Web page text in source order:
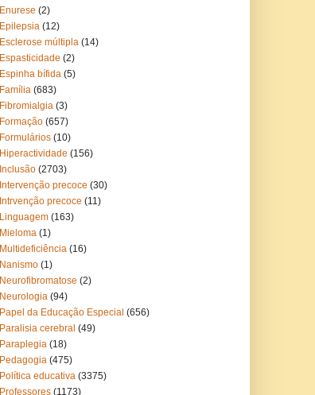
Enurese (2)
Epilepsia (12)
Esclerose múltipla (14)
Espasticidade (2)
Espinha bífida (5)
Família (683)
Fibromialgia (3)
Formação (657)
Formulários (10)
Hiperactividade (156)
Inclusão (2703)
Intervenção precoce (30)
Intrvenção precoce (11)
Linguagem (163)
Mieloma (1)
Multideficiência (16)
Nanismo (1)
Neurofibromatose (2)
Neurologia (94)
Papel da Educação Especial (656)
Paralisia cerebral (49)
Paraplegia (18)
Pedagogia (475)
Política educativa (3375)
Professores (1173)